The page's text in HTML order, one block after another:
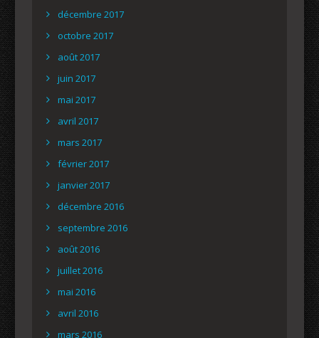
décembre 2017
octobre 2017
août 2017
juin 2017
mai 2017
avril 2017
mars 2017
février 2017
janvier 2017
décembre 2016
septembre 2016
août 2016
juillet 2016
mai 2016
avril 2016
mars 2016